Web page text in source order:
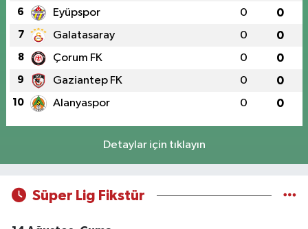
6 Eyüpspor 0 0
7 Galatasaray 0 0
8 Çorum FK 0 0
9 Gaziantep FK 0 0
10 Alanyaspor 0 0
Detaylar için tıklayın
Süper Lig Fikstür